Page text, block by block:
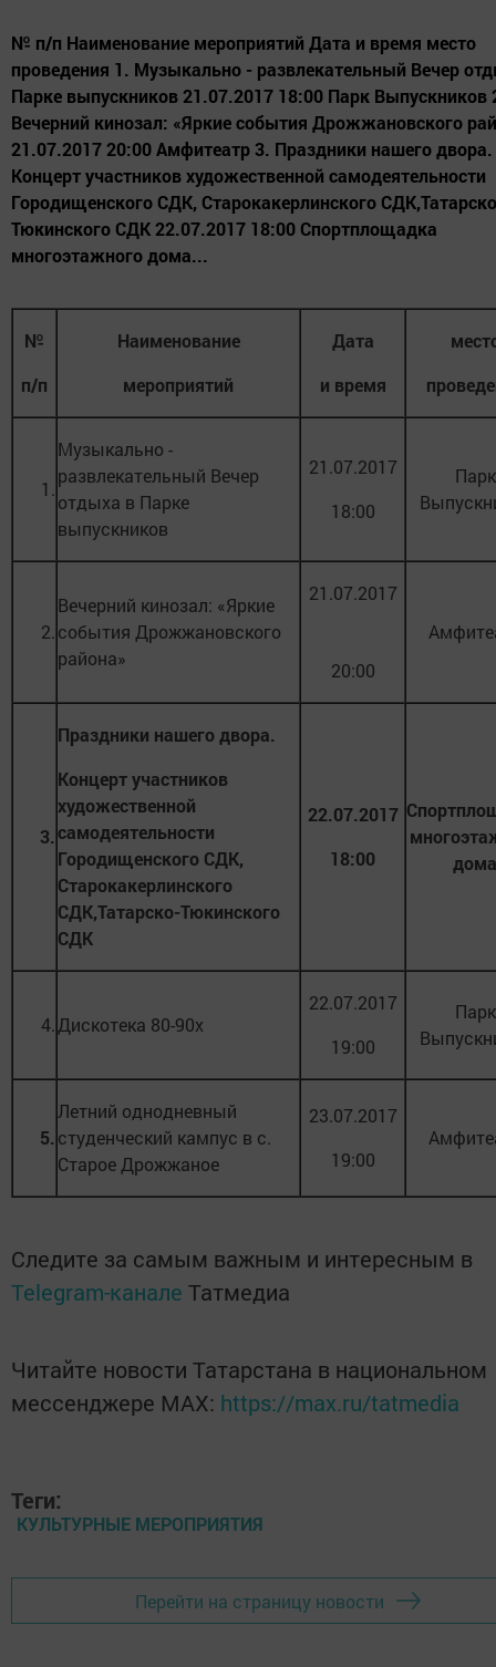
№ п/п Наименование мероприятий Дата и время место
проведения 1. Музыкально - развлекательный Вечер
Парке выпускников 21.07.2017 18:00 Парк Выпускников
Вечерний кинозал: «Яркие события Дрожжановского
21.07.2017 20:00 Амфитеатр 3. Праздники нашего двора.
Концерт участников художественной самодеятельности
Городищенского СДК, Старокакерлинского
Тюкинского СДК 22.07.2017 18:00 Спортплощадка
многоэтажного дома...
№
п/п
Наименование
мероприятий
Дата
и время
1.
Музыкально -
развлекательный Вечер
отдыха в Парке
выпускников
21.07.2017
18:00
Парк
2.
Вечерний кинозал: «Яркие
события Дрожжановского
района»
21.07.2017
20:00
3.
Праздники нашего двора.
Концерт участников
художественной
самодеятельности
Городищенского СДК,
Старокакерлинского
СДК,Татарско-Тюкинского
СДК
22.07.2017
18:00
дома
4.Дискотека 80-90х
22.07.2017
19:00
Парк
5.
Летний однодневный
студенческий кампус в с.
Старое Дрожжаное
23.07.2017
19:00
Следите за самым важным и интересным в
Telegram-канале Татмедиа
Читайте новости Татарстана в национальном
мессенджере MАХ: https://max.ru/tatmedia
Теги:
КУЛЬТУРНЫЕ МЕРОПРИЯТИЯ
Перейти на страницу новости